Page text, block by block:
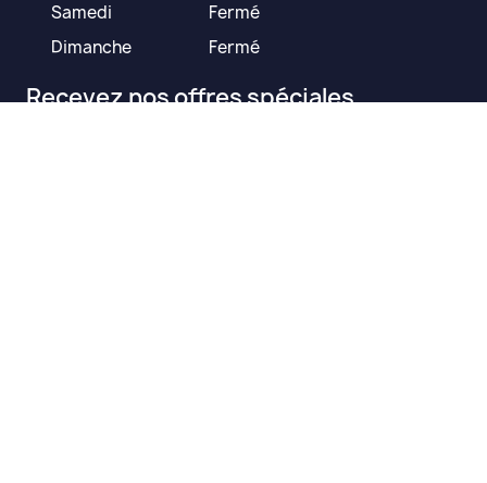
Samedi
Fermé
Dimanche
Fermé
Recevez nos offres spéciales